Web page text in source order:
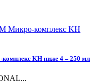
KH ниже 4 – 250 мл